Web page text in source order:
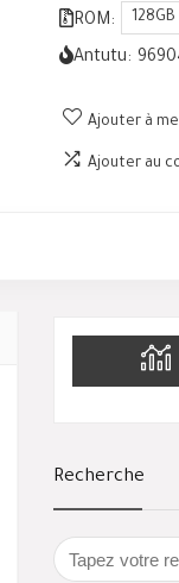
ROM: 128GB
Antutu:
Ajouter à
Ajouter au
Recherche